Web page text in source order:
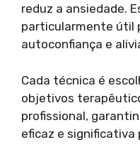
reduz a ansiedade.
particularmente útil
autoconfiança e
Cada técnica é
objetivos
profissional,
eficaz e significativa